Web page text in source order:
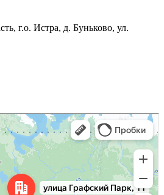
г.о. Истра, д. Буньково, ул.